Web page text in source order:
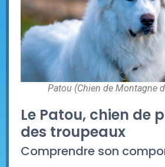
Patou (Chien de Montagne
Le Patou, chien de
des troupeaux
Comprendre son